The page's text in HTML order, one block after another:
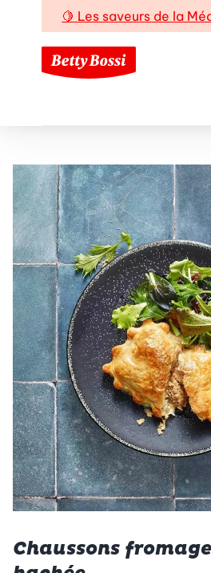
🍋 Les saveurs de la
Chaussons